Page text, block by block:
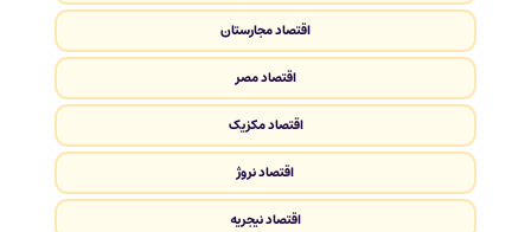
اقتصاد مجارستان
اقتصاد مصر
اقتصاد مکزیک
اقتصاد نروژ
اقتصاد نیجریه